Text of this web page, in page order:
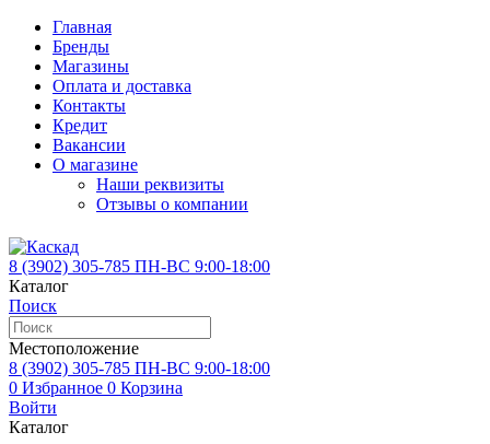
Главная
Бренды
Магазины
Оплата и доставка
Контакты
Кредит
Вакансии
О магазине
Наши реквизиты
Отзывы о компании
8 (3902) 305-785 ПН-ВС 9:00-18:00
Каталог
Поиск
Местоположение
8 (3902) 305-785 ПН-ВС 9:00-18:00
0 Избранное 0 Корзина
Войти
Каталог